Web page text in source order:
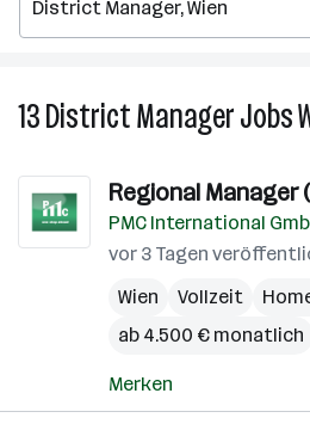
13District ManagerJobs
Regional Manager
PMC International
vor 3 Tagen
Wien
Vollzeit
ab 4.500 € monatlich
Merken